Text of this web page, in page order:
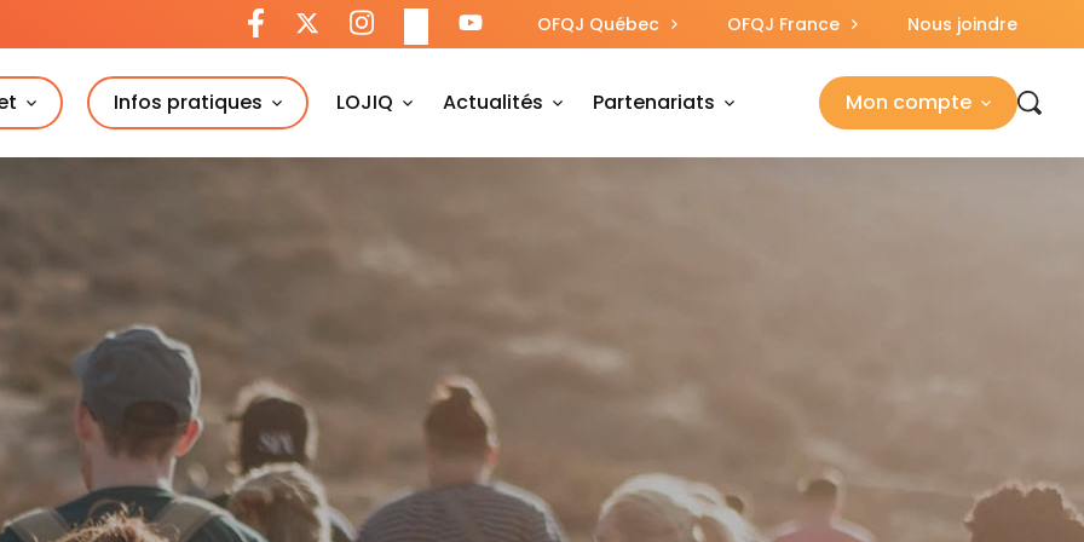
OFQJ Québec OFQJ France Nous joindre
Infos pratiques LOJIQ Actualités Partenariats Mon compte